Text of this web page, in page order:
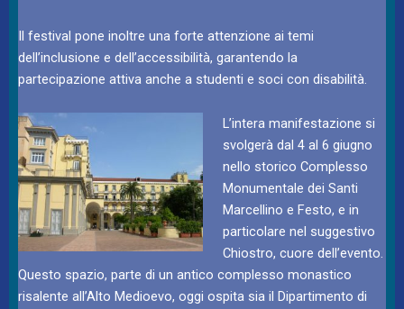
Il festival pone inoltre una forte attenzione ai temi
dell’inclusione e dell’accessibilità, garantendo la
partecipazione attiva anche a studenti e soci con disabilità.
L’intera manifestazione si
svolgerà dal 4 al 6 giugno
nello storico Complesso
Monumentale dei Santi
Marcellino e Festo, e in
particolare nel suggestivo
Chiostro, cuore dell’evento.
Questo spazio, parte di un antico complesso monastico
risalente all’Alto Medioevo, oggi ospita sia il Dipartimento di